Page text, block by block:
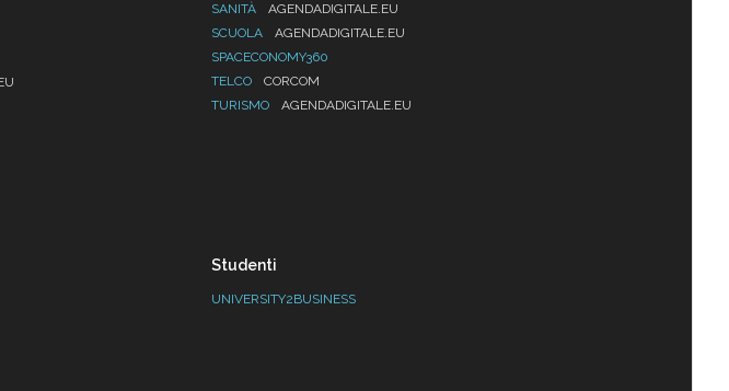
SANITÀ
AGENDADIGITALE.EU
SCUOLA
AGENDADIGITALE.EU
SPACECONOMY360
TELCO
CORCOM
TURISMO
AGENDADIGITALE.EU
Studenti
UNIVERSITY2BUSINESS